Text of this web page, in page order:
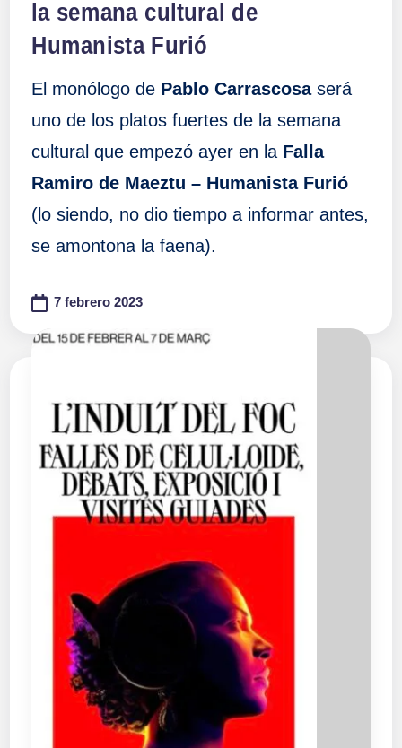
la semana cultural de
Humanista Furió
El monólogo de Pablo Carrascosaserá
uno de los platos fuertes de la semana
cultural que empezó ayer en laFalla
Ramiro de Maeztu – Humanista Furió
(lo siendo, no dio tiempo a informar antes,
se amontona la faena).
7 febrero 2023